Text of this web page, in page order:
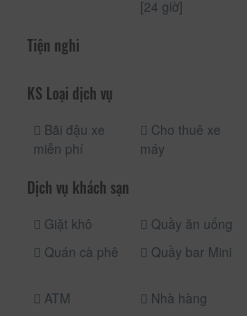
[24 giờ]
Tiện nghi
KS Loại dịch vụ
Bãi đậu xe
miễn phí
Cho thuê xe
máy
Dịch vụ khách sạn
Giặt khô Quầy ăn uống
Quán cà phê
Quầy bar Mini
ATM
Nhà hàng